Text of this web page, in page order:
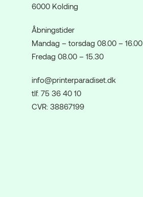
6000 Kolding
Åbningstider
Mandag – torsdag 08.00 – 16.00
Fredag 08.00 – 15.30
info@printerparadiset.dk
tlf. 75 36 40 10
CVR: 38867199